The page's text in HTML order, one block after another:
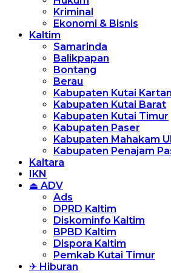
Kriminal
Ekonomi & Bisnis
Kaltim
Samarinda
Balikpapan
Bontang
Berau
Kabupaten Kutai
Kabupaten Kutai Barat
Kabupaten Kutai Timur
Kabupaten Paser
Kabupaten Mahakam
Kabupaten Penajam
Kaltara
IKN
⏏ ADV
Ads
DPRD Kaltim
Diskominfo Kaltim
BPBD Kaltim
Dispora Kaltim
Pemkab Kutai Timur
✈ Hiburan